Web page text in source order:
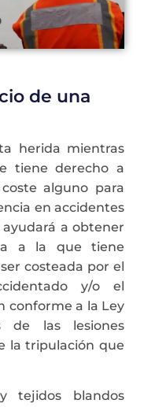
de una
herida mientras
tiene derecho a
alguno para
en accidentes
a obtener
a la que tiene
costeada por el
y/o el
conforme a la Ley
de las lesiones
la tripulación que
tejidos blandos